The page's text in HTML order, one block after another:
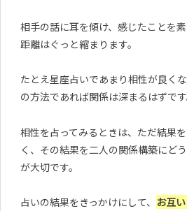
相手の話に耳を傾け、感じたことを
距離はぐっと縮まります。
たとえ星座占いであまり相性が良く
の方法であれば関係は深まるはずです
相性を占ってみるときは、ただ結果
く、その結果を二人の関係構築にど
が大切です。
占いの結果をきっかけにして、 お互